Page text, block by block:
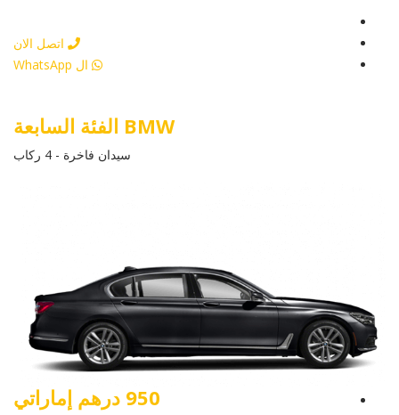
اتصل الان
ال WhatsApp
BMW الفئة السابعة
سيدان فاخرة - 4 ركاب
950 درهم إماراتي